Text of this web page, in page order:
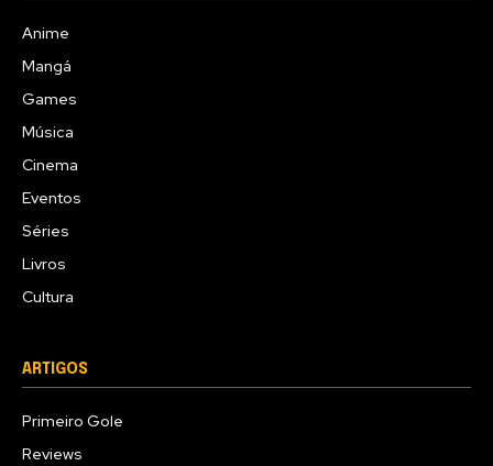
Anime
Mangá
Games
Música
Cinema
Eventos
Séries
Livros
Cultura
ARTIGOS
Primeiro Gole
Reviews